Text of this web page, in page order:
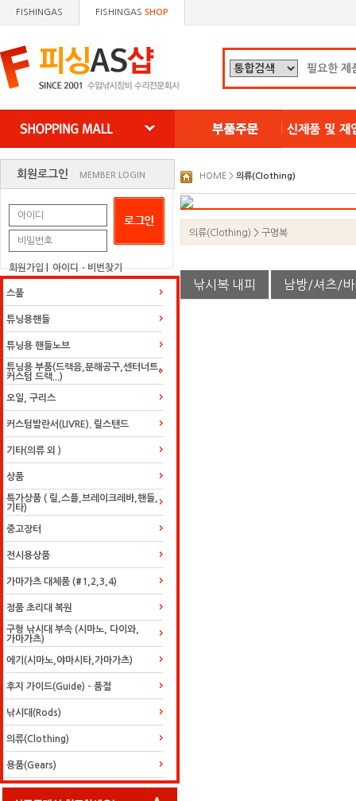
FISHINGAS FISHINGAS SHOP
왼쪽으로 이동
오른쪽으로 이동
회원로그인 MEMBER LOGIN
회원가입| 아이디ㆍ비번찾기
스풀
튜닝용핸들
튜닝용 핸들노브
튜닝용 부품(드랙음,분해공구,센터너트,
커스텀 드랙...)
오일, 구리스
커스텀발란서(LIVRE). 릴스탠드
기타(의류 외 )
상품
특가상품 ( 릴,스플,브레이크레바,핸들,
기타)
중고장터
전시용상품
가마가츠 대체품 (#1,2,3,4)
정품 초리대 복원
구형 낚시대 부속 (시마노, 다이와,
가마가츠)
에기(시마노,야마시타,가마가츠)
후지 가이드(Guide) - 품절
낚시대(Rods)
의류(Clothing)
용품(Gears)
HOME > 의류(Clothing)
의류(Clothing) > 구명복
낚시복 내피 남방/셔츠/